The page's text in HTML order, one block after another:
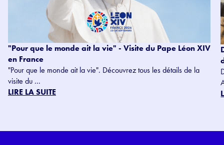
"Pour que le monde ait la vie" - Visite du Pape Léon XIV
en France
"Pour que le monde ait la vie". Découvrez tous les détails de la
visite du ...
LIRE LA SUITE